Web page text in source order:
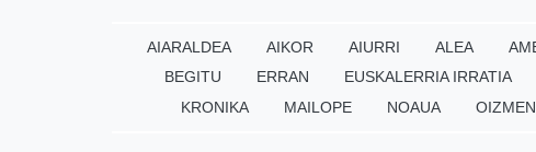
AIARALDEA AIKOR AIURRI ALEA
BEGITU
ERRAN EUSKALERRIA IRRATIA
KRONIKA
MAILOPE NOAUA